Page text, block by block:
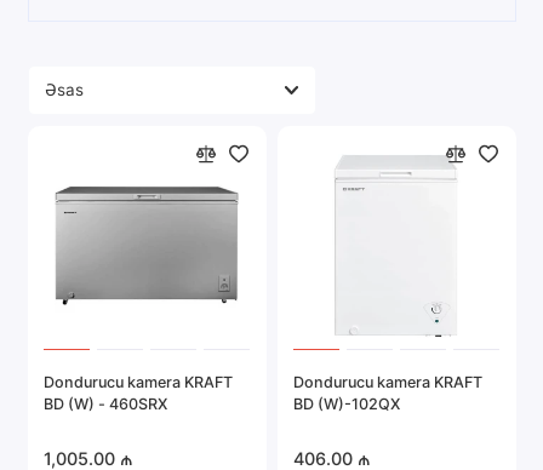
Dondurucu kamera KRAFT
BD (W) - 460SRX
1,005.00 ₼
Dondurucu kamera KRAFT
BD (W)-102QX
406.00 ₼